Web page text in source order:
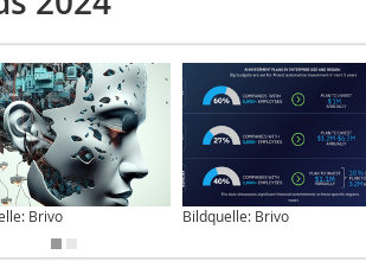
Brivo Bildquelle: Brivo